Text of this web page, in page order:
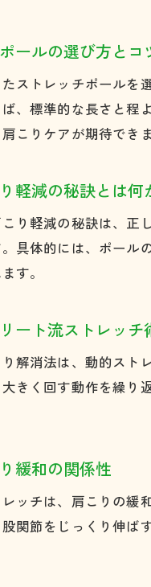
心
ールの選び方とコ
ストレッチポール
、標準的な長さと
こりケアが期待できま
軽減の秘訣とは何
り軽減の秘訣は、
具体的には、ポー
す。
ート流ストレッチ
解消法は、動的ス
きく回す動作を繰り
緩和の関係性
ッチは、肩こりの
関節をじっくり伸